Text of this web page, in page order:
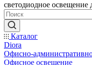
светодиодное
Каталог
Diora
Офисно-
Офисное освещение